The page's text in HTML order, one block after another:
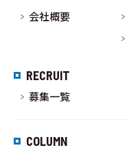
会社概要
RECRUIT
募集一覧
COLUMN